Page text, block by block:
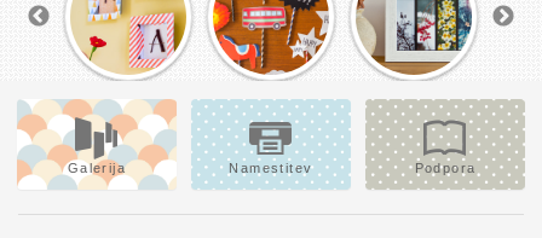
Galerija Namestitev Podpora